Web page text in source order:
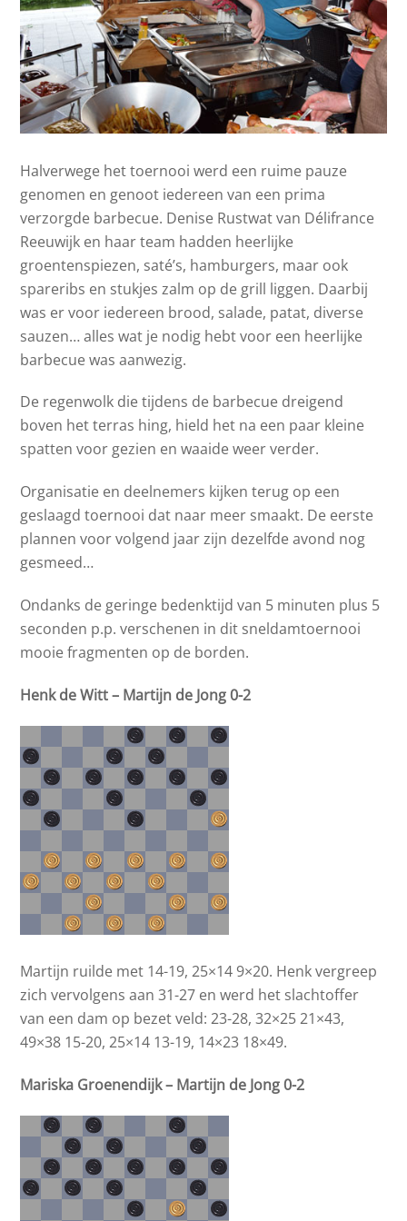
Halverwege het toernooi werd een ruime pauze
genomen en genoot iedereen van een prima
verzorgde barbecue. Denise Rustwat van Délifrance
Reeuwijk en haar team hadden heerlijke
groentenspiezen, saté’s, hamburgers, maar ook
spareribs en stukjes zalm op de grill liggen. Daarbij
was er voor iedereen brood, salade, patat, diverse
sauzen… alles wat je nodig hebt voor een heerlijke
barbecue was aanwezig.
De regenwolk die tijdens de barbecue dreigend
boven het terras hing, hield het na een paar kleine
spatten voor gezien en waaide weer verder.
Organisatie en deelnemers kijken terug op een
geslaagd toernooi dat naar meer smaakt. De eerste
plannen voor volgend jaar zijn dezelfde avond nog
gesmeed…
Ondanks de geringe bedenktijd van 5 minuten plus 5
seconden p.p. verschenen in dit sneldamtoernooi
mooie fragmenten op de borden.
Henk de Witt – Martijn de Jong 0-2
Martijn ruilde met 14-19, 25×14 9×20. Henk vergreep
zich vervolgens aan 31-27 en werd het slachtoffer
van een dam op bezet veld: 23-28, 32×25 21×43,
49×38 15-20, 25×14 13-19, 14×23 18×49.
Mariska Groenendijk – Martijn de Jong 0-2